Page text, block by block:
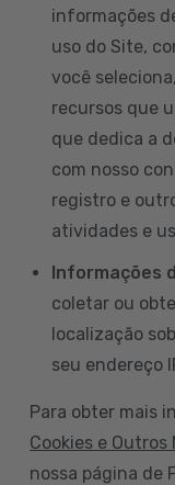
informações
uso do Site,
você
recursos que
que dedica a
com nosso
registro e
atividades e
Informações
coletar ou
localização
seu endereço
Para obter mais
Cookies e
nossa página de